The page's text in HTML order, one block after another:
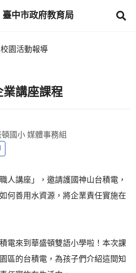
臺中市政府教育局
校園活動報導
業講座課程
國小 媒體事務組
人講座」，邀請護國神山台積電，
何善用水資源，將企業責任實施在
電來到華盛頓雙語小學啦！本次課
區的台積電，為孩子們介紹這間知